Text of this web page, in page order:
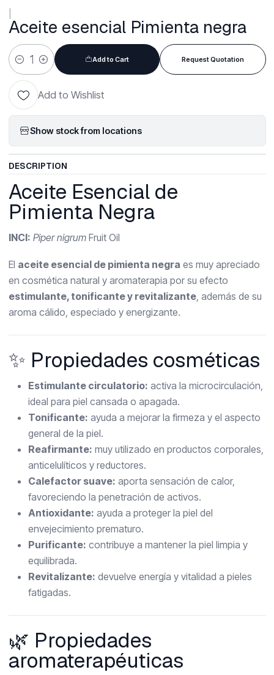
Aceite esencial Pimienta negra
Quantity
Add to Cart Request Quotation
Add to Wishlist
Show stock from locations
DESCRIPTION
Aceite Esencial de
Pimienta Negra
INCI: Piper nigrumFruit Oil
El aceite esencial de pimienta negra es muy apreciado
en cosmética natural y aromaterapia por su efecto
estimulante, tonificante y revitalizante, además de su
aroma cálido, especiado y energizante.
✨ Propiedades cosméticas
Estimulante circulatorio: activa la microcirculación,
ideal para piel cansada o apagada.
Tonificante: ayuda a mejorar la firmeza y el aspecto
general de la piel.
Reafirmante: muy utilizado en productos corporales,
anticelulíticos y reductores.
Calefactor suave: aporta sensación de calor,
favoreciendo la penetración de activos.
Antioxidante: ayuda a proteger la piel del
envejecimiento prematuro.
Purificante: contribuye a mantener la piel limpia y
equilibrada.
Revitalizante: devuelve energía y vitalidad a pieles
fatigadas.
🌿 Propiedades
aromaterapéuticas